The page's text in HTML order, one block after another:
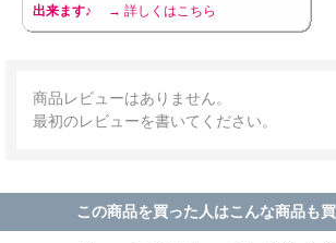
出来ます♪
→ 詳しくはこちら
商品レビューはありません。
最初のレビューを書いてください。
この商品を買った人はこんな商品も